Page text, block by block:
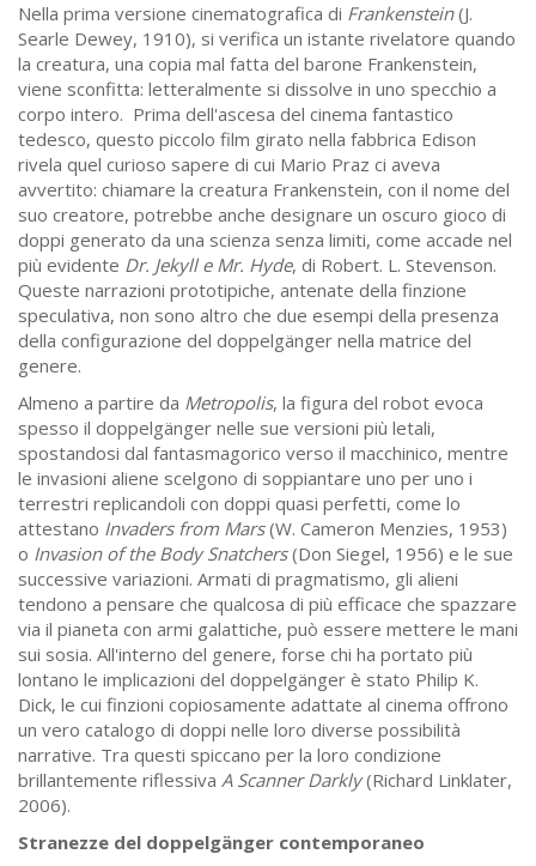
Nella prima versione cinematografica di Frankenstein(J.
Searle Dewey, 1910), si verifica un istante rivelatore quando
la creatura, una copia mal fatta del barone Frankenstein,
viene sconfitta: letteralmente si dissolve in uno specchio a
corpo intero. Prima dell'ascesa del cinema fantastico
tedesco, questo piccolo film girato nella fabbrica Edison
rivela quel curioso sapere di cui Mario Praz ci aveva
avvertito: chiamare la creatura Frankenstein, con il nome del
suo creatore, potrebbe anche designare un oscuro gioco di
doppi generato da una scienza senza limiti, come accade nel
più evidente Dr. Jekyll e Mr. Hyde, di Robert. L. Stevenson.
Queste narrazioni prototipiche, antenate della finzione
speculativa, non sono altro che due esempi della presenza
della configurazione del doppelgänger nella matrice del
genere.
Almeno a partire da Metropolis, la figura del robot evoca
spesso il doppelgänger nelle sue versioni più letali,
spostandosi dal fantasmagorico verso il macchinico, mentre
le invasioni aliene scelgono di soppiantare uno per uno i
terrestri replicandoli con doppi quasi perfetti, come lo
attestano Invaders from Mars(W. Cameron Menzies, 1953)
o Invasion of the Body Snatchers(Don Siegel, 1956) e le sue
successive variazioni. Armati di pragmatismo, gli alieni
tendono a pensare che qualcosa di più efficace che spazzare
via il pianeta con armi galattiche, può essere mettere le mani
sui sosia. All'interno del genere, forse chi ha portato più
lontano le implicazioni del doppelgänger è stato Philip K.
Dick, le cui finzioni copiosamente adattate al cinema offrono
un vero catalogo di doppi nelle loro diverse possibilità
narrative. Tra questi spiccano per la loro condizione
brillantemente riflessiva A Scanner Darkly(Richard Linklater,
2006).
Stranezze del doppelgänger contemporaneo